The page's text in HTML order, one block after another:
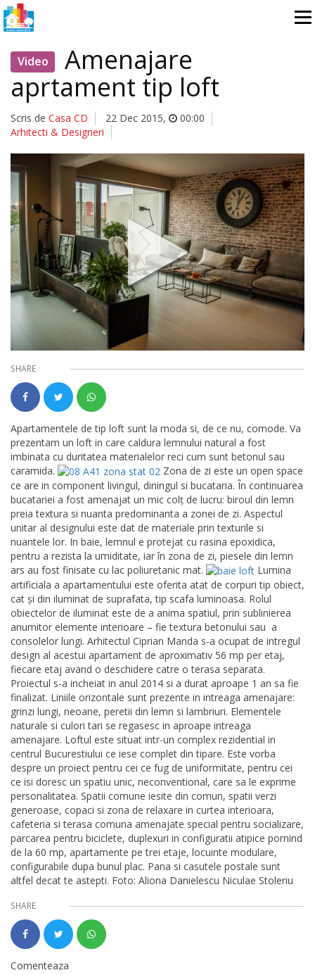
Video Amenajare
aprtament tip loft
Scris de Casa CD 22 Dec 2015,
00:00
Arhitecti & Designeri
SHARE
Apartamentele de tip loft sunt la moda si, de ce nu, comode. Va
prezentam un loft in care caldura lemnului natural a fost
imbinata cu duritatea materialelor reci cum sunt betonul sau
caramida.
Zona de zi este un open space
ce are in component livingul, diningul si bucataria. În continuarea
bucatariei a fost amenajat un mic colț de lucru: biroul din lemn
preia textura si nuanta predominanta a zonei de zi. Aspectul
unitar al designului este dat de materiale prin texturile si
nuantele lor. In baie, lemnul e protejat cu rasina epoxidica,
pentru a rezista la umiditate, iar în zona de zi, piesele din lemn
ars au fost finisate cu lac poliuretanic mat.
Lumina
artificiala a apartamentului este oferita atat de corpuri tip obiect,
cat şi din iluminat de suprafata, tip scafa luminoasa. Rolul
obiectelor de iluminat este de a anima spatiul, prin sublinierea
anumitor elemente interioare – fie textura betonului sau a
consolelor lungi. Arhitectul Ciprian Manda s-a ocupat de intregul
design al acestui apartament de aproximativ 56 mp per etaj,
fiecare etaj avand o deschidere catre o terasa separata.
Proiectul s-a incheiat in anul 2014 si a durat aproape 1 an sa fie
finalizat. Liniile orizontale sunt prezente in intreaga amenajare:
grinzi lungi, neoane, peretii din lemn si lambriuri. Elementele
naturale si culori tari se regasesc in aproape intreaga
amenajare. Loftul este situat intr-un complex rezidential in
centrul Bucurestiului ce iese complet din tipare. Este vorba
despre un proiect pentru cei ce fug de uniformitate, pentru cei
ce isi doresc un spatiu unic, neconventional, care sa le exprime
personalitatea. Spatii comune iesite din comun, spatii verzi
generoase, copaci si zona de relaxare in curtea interioara,
cafeteria si terasa comuna amenajate special pentru socializare,
parcarea pentru biciclete, duplexuri in configuratii atipice pornind
de la 60 mp, apartamente pe trei etaje, locuinte modulare,
configurabile dupa bunul plac. Pana si casutele postale sunt
altfel decat te astepti. Foto: Aliona Danielescu Niculae Stoleriu
SHARE
Comenteaza